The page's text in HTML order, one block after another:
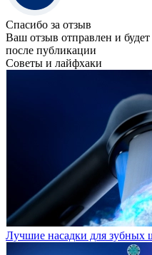
Спасибо за отзыв
Ваш отзыв отправлен и
после публикации
Советы и лайфхаки
Лучшие насадки для зубных